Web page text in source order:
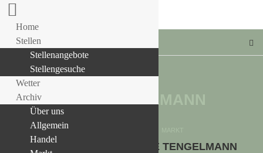
STELLENANGEBOTE!!!
TAG:TENGELMANN
UNTERNEHMENSGRUPPE TENGELMANN
Home
Stellen
Stellenangebote
Stellengesuche
Wetter
Archiv
Über uns
Allgemein
Handel